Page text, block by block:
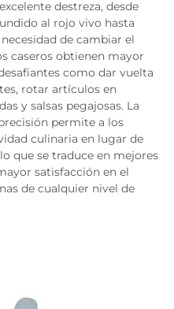
destreza, desde
al rojo vivo hasta
de cambiar el
caseros obtienen mayor
como dar vuelta
rotar artículos en
y salsas pegajosas. La
permite a los
culinaria en lugar de
que se traduce en mejores
satisfacción en el
de cualquier nivel de